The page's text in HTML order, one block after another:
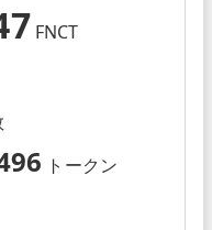
FNCT
トークン